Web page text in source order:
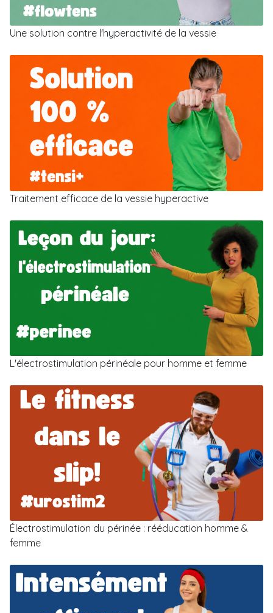
Une solution contre l'hyperactivité de la vessie
Traitement efficace de la vessie hyperactive
L'électrostimulation périnéale pour homme et femme
Électrostimulation du périnée : rééducation homme &
femme